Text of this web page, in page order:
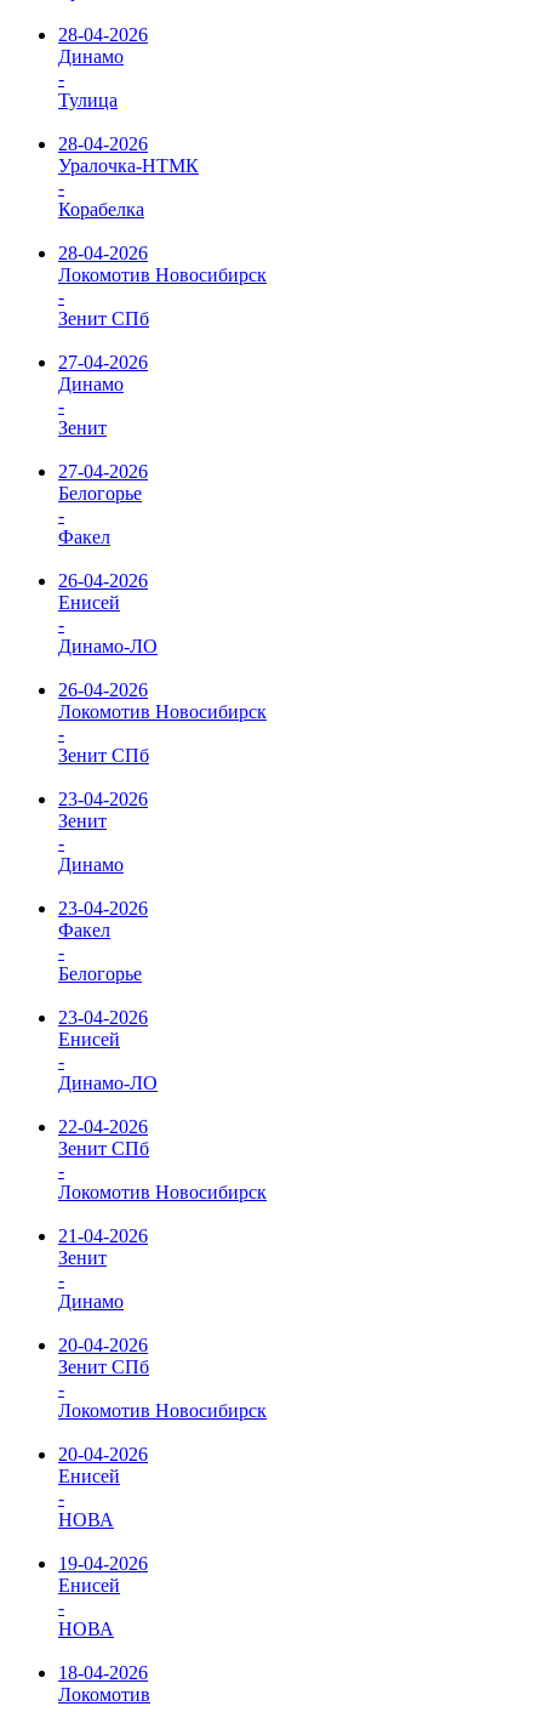
28-04-2026
Динамо
-
Тулица
28-04-2026
Уралочка-НТМК
-
Корабелка
28-04-2026
Локомотив Новосибирск
-
Зенит СПб
27-04-2026
Динамо
-
Зенит
27-04-2026
Белогорье
-
Факел
26-04-2026
Енисей
-
Динамо-ЛО
26-04-2026
Локомотив Новосибирск
-
Зенит СПб
23-04-2026
Зенит
-
Динамо
23-04-2026
Факел
-
Белогорье
23-04-2026
Енисей
-
Динамо-ЛО
22-04-2026
Зенит СПб
-
Локомотив Новосибирск
21-04-2026
Зенит
-
Динамо
20-04-2026
Зенит СПб
-
Локомотив Новосибирск
20-04-2026
Енисей
-
НОВА
19-04-2026
Енисей
-
НОВА
18-04-2026
Локомотив